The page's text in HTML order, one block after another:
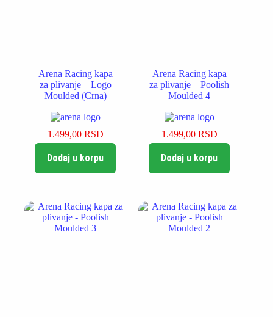
Arena Racing kapa
za plivanje – Logo
Moulded (Crna)
1.499,00 RSD
Dodaj u korpu
Arena Racing kapa
za plivanje – Poolish
Moulded 4
1.499,00 RSD
Dodaj u korpu